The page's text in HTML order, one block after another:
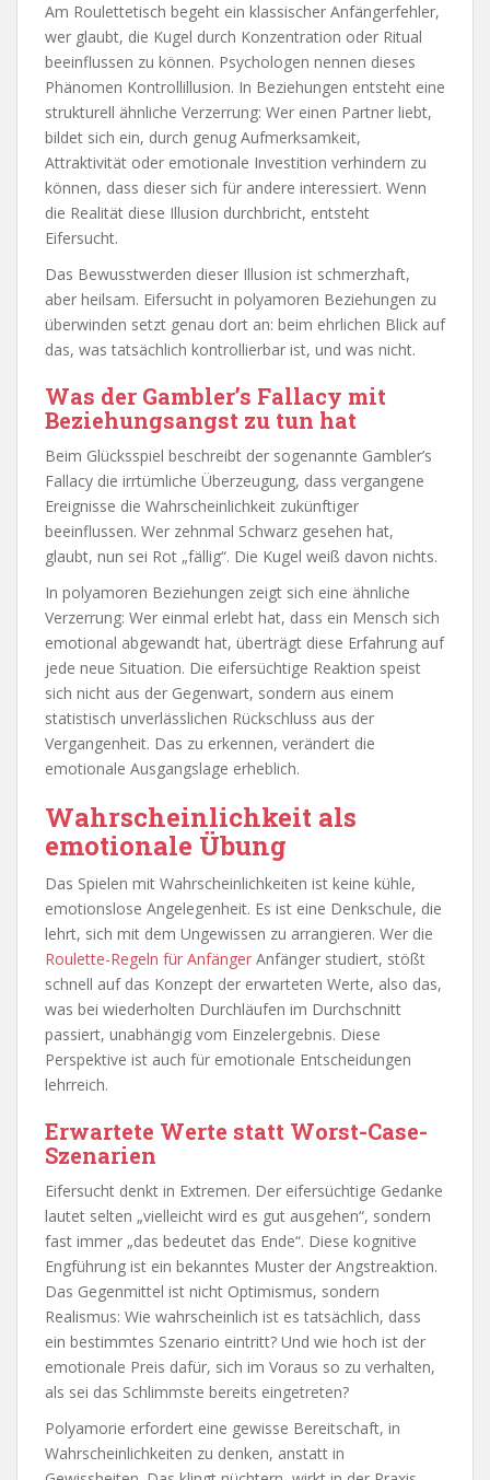
Am Roulettetisch begeht ein klassischer Anfängerfehler,
wer glaubt, die Kugel durch Konzentration oder Ritual
beeinflussen zu können. Psychologen nennen dieses
Phänomen Kontrollillusion. In Beziehungen entsteht eine
strukturell ähnliche Verzerrung: Wer einen Partner liebt,
bildet sich ein, durch genug Aufmerksamkeit,
Attraktivität oder emotionale Investition verhindern zu
können, dass dieser sich für andere interessiert. Wenn
die Realität diese Illusion durchbricht, entsteht
Eifersucht.
Das Bewusstwerden dieser Illusion ist schmerzhaft,
aber heilsam. Eifersucht in polyamoren Beziehungen zu
überwinden setzt genau dort an: beim ehrlichen Blick auf
das, was tatsächlich kontrollierbar ist, und was nicht.
Was der Gambler’s Fallacy mit
Beziehungsangst zu tun hat
Beim Glücksspiel beschreibt der sogenannte Gambler’s
Fallacy die irrtümliche Überzeugung, dass vergangene
Ereignisse die Wahrscheinlichkeit zukünftiger
beeinflussen. Wer zehnmal Schwarz gesehen hat,
glaubt, nun sei Rot „fällig“. Die Kugel weiß davon nichts.
In polyamoren Beziehungen zeigt sich eine ähnliche
Verzerrung: Wer einmal erlebt hat, dass ein Mensch sich
emotional abgewandt hat, überträgt diese Erfahrung auf
jede neue Situation. Die eifersüchtige Reaktion speist
sich nicht aus der Gegenwart, sondern aus einem
statistisch unverlässlichen Rückschluss aus der
Vergangenheit. Das zu erkennen, verändert die
emotionale Ausgangslage erheblich.
Wahrscheinlichkeit als
emotionale Übung
Das Spielen mit Wahrscheinlichkeiten ist keine kühle,
emotionslose Angelegenheit. Es ist eine Denkschule, die
lehrt, sich mit dem Ungewissen zu arrangieren. Wer die
Roulette-Regeln für Anfänger Anfänger studiert, stößt
schnell auf das Konzept der erwarteten Werte, also das,
was bei wiederholten Durchläufen im Durchschnitt
passiert, unabhängig vom Einzelergebnis. Diese
Perspektive ist auch für emotionale Entscheidungen
lehrreich.
Erwartete Werte statt Worst-Case-
Szenarien
Eifersucht denkt in Extremen. Der eifersüchtige Gedanke
lautet selten „vielleicht wird es gut ausgehen“, sondern
fast immer „das bedeutet das Ende“. Diese kognitive
Engführung ist ein bekanntes Muster der Angstreaktion.
Das Gegenmittel ist nicht Optimismus, sondern
Realismus: Wie wahrscheinlich ist es tatsächlich, dass
ein bestimmtes Szenario eintritt? Und wie hoch ist der
emotionale Preis dafür, sich im Voraus so zu verhalten,
als sei das Schlimmste bereits eingetreten?
Polyamorie erfordert eine gewisse Bereitschaft, in
Wahrscheinlichkeiten zu denken, anstatt in